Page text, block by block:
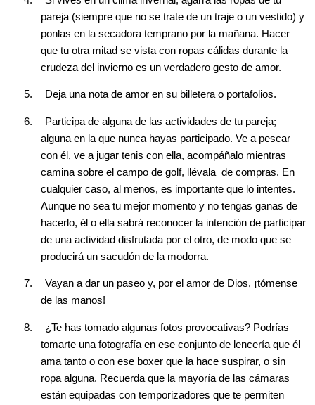
pareja (siempre que no se trate de un traje o un vestido) y
ponlas en la secadora temprano por la mañana. Hacer
que tu otra mitad se vista con ropas cálidas durante la
crudeza del invierno es un verdadero gesto de amor.
5. Deja una nota de amor en su billetera o portafolios.
6.
Participa de alguna de las actividades de tu pareja;
alguna en la que nunca hayas participado. Ve a pescar
con él, ve a jugar tenis con ella, acompáñalo mientras
camina sobre el campo de golf, llévala de compras. En
cualquier caso, al menos, es importante que lo intentes.
Aunque no sea tu mejor momento y no tengas ganas de
hacerlo, él o ella sabrá reconocer la intención de participar
de una actividad disfrutada por el otro, de modo que se
producirá un sacudón de la modorra.
7.
Vayan a dar un paseo y, por el amor de Dios, ¡tómense
de las manos!
8.
¿Te has tomado algunas fotos provocativas? Podrías
tomarte una fotografía en ese conjunto de lencería que él
ama tanto o con ese boxer que la hace suspirar, o sin
ropa alguna. Recuerda que la mayoría de las cámaras
están equipadas con temporizadores que te permiten